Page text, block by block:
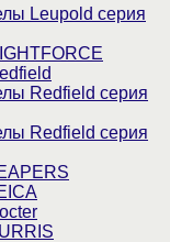
Leupold серия
Redfield серия
Redfield серия